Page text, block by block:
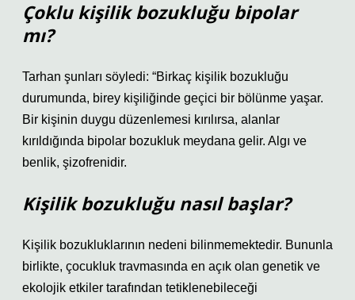
Çoklu kişilik bozukluğu bipolar
mı?
Tarhan şunları söyledi: “Birkaç kişilik bozukluğu
durumunda, birey kişiliğinde geçici bir bölünme yaşar.
Bir kişinin duygu düzenlemesi kırılırsa, alanlar
kırıldığında bipolar bozukluk meydana gelir. Algı ve
benlik, şizofrenidir.
Kişilik bozukluğu nasıl başlar?
Kişilik bozukluklarının nedeni bilinmemektedir. Bununla
birlikte, çocukluk travmasında en açık olan genetik ve
ekolojik etkiler tarafından tetiklenebileceği